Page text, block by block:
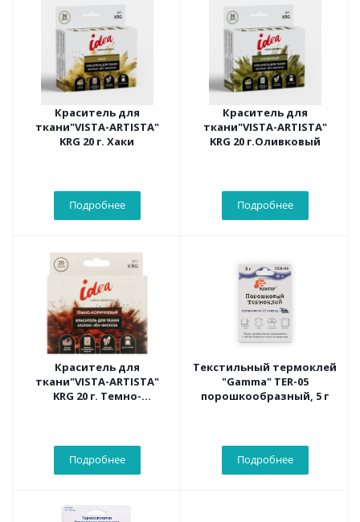
Краситель для
ткани"VISTA-ARTISTA"
KRG 20 г. Хаки
Подробнее
Краситель для
ткани"VISTA-ARTISTA"
KRG 20 г.Оливковый
Подробнее
Краситель для
ткани"VISTA-ARTISTA"
KRG 20 г. Темно-
Подробнее
Текстильный термоклей
"Gamma" TER-05
порошкообразный, 5 г
Подробнее